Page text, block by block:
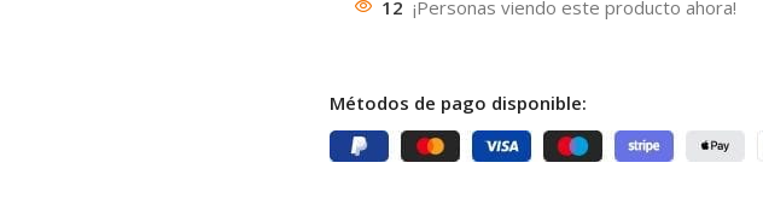
12 ¡Personas viendo este producto ahora!
Métodos de pago disponible: